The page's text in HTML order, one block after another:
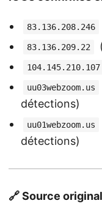
83.136.208.246
83.136.209.22
104.145.210.107
uu03webzoom.us
détections)
uu01webzoom.us
détections)
🔗 Source